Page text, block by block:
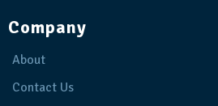
Company
About
Contact Us